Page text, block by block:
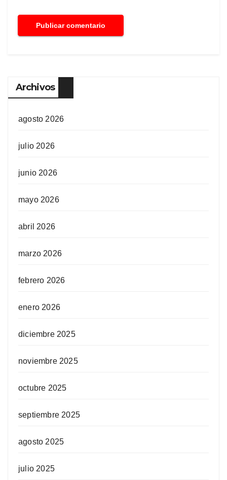
Archivos
agosto 2026
julio 2026
junio 2026
mayo 2026
abril 2026
marzo 2026
febrero 2026
enero 2026
diciembre 2025
noviembre 2025
octubre 2025
septiembre 2025
agosto 2025
julio 2025